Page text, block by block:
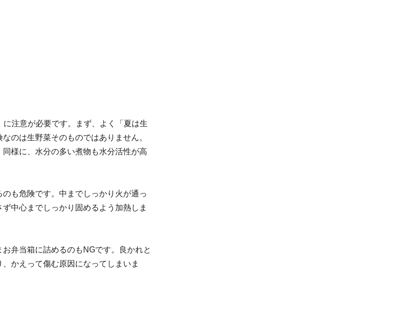
注意が必要です。まず、よく「夏は生
のは生野菜そのものではありません。
様に、水分の多い煮物も水分活性が高
も危険です。中までしっかり火が通っ
中心までしっかり固めるよう加熱しま
弁当箱に詰めるのもNGです。良かれと
かえって傷む原因になってしまいま